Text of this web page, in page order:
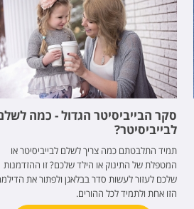
סקר הבייביסיטר הגדול - כמה
לבייביסיטר?
תמיד התלבטתם כמה צריך לשלם לבייביסיטר או
המטפלת של התינוק או הילד שלכם? זו ההזדמנות
שלכם לעזור לעשות סדר בבלאגן ולפתור את
הזו אחת ולתמיד לכל ההורים.